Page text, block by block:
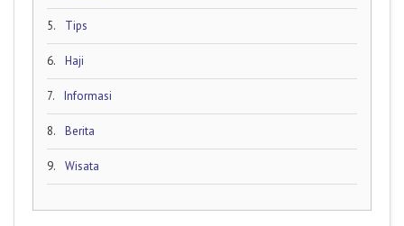
5. Tips
6. Haji
7. Informasi
8. Berita
9. Wisata